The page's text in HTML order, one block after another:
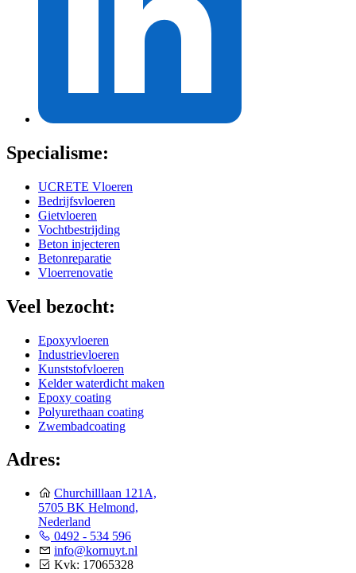
Specialisme:
UCRETE Vloeren
Bedrijfsvloeren
Gietvloeren
Vochtbestrijding
Beton injecteren
Betonreparatie
Vloerrenovatie
Veel bezocht:
Epoxyvloeren
Industrievloeren
Kunststofvloeren
Kelder waterdicht maken
Epoxy coating
Polyurethaan coating
Zwembadcoating
Adres:
Churchilllaan 121A,
5705 BK Helmond,
Nederland
0492 - 534 596
info@kornuyt.nl
Kvk: 17065328